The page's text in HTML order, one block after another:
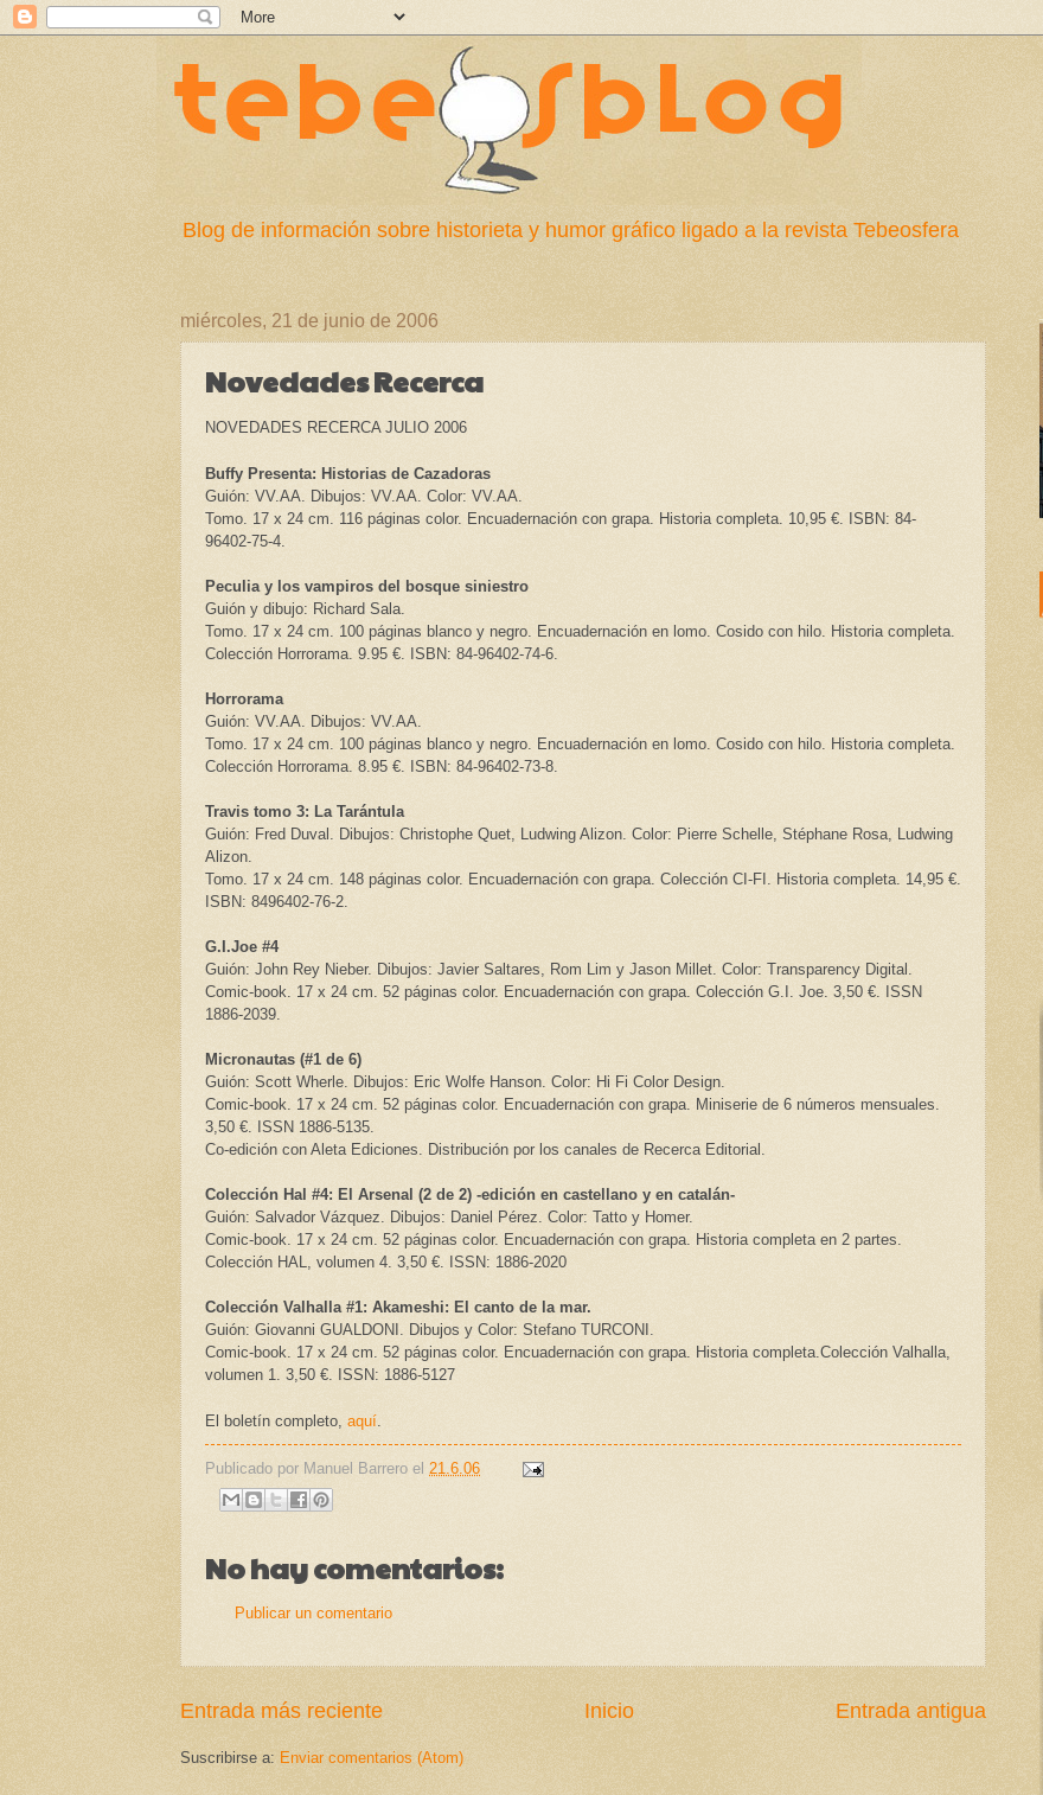
Blog de información sobre historieta y humor gráfico ligado a la revista Tebeosfera
miércoles, 21 de junio de 2006
Novedades Recerca
NOVEDADES RECERCA JULIO 2006
Buffy Presenta: Historias de Cazadoras
Guión: VV.AA. Dibujos: VV.AA. Color: VV.AA.
Tomo. 17 x 24 cm. 116 páginas color. Encuadernación con grapa. Historia completa. 10,95 €. ISBN: 84-
96402-75-4.
Peculia y los vampiros del bosque siniestro
Guión y dibujo: Richard Sala.
Tomo. 17 x 24 cm. 100 páginas blanco y negro. Encuadernación en lomo. Cosido con hilo. Historia completa.
Colección Horrorama. 9.95 €. ISBN: 84-96402-74-6.
Horrorama
Guión: VV.AA. Dibujos: VV.AA.
Tomo. 17 x 24 cm. 100 páginas blanco y negro. Encuadernación en lomo. Cosido con hilo. Historia completa.
Colección Horrorama. 8.95 €. ISBN: 84-96402-73-8.
Travis tomo 3: La Tarántula
Guión: Fred Duval. Dibujos: Christophe Quet, Ludwing Alizon. Color: Pierre Schelle, Stéphane Rosa, Ludwing
Alizon.
Tomo. 17 x 24 cm. 148 páginas color. Encuadernación con grapa. Colección CI-FI. Historia completa. 14,95 €.
ISBN: 8496402-76-2.
G.I.Joe #4
Guión: John Rey Nieber. Dibujos: Javier Saltares, Rom Lim y Jason Millet. Color: Transparency Digital.
Comic-book. 17 x 24 cm. 52 páginas color. Encuadernación con grapa. Colección G.I. Joe. 3,50 €. ISSN
1886-2039.
Micronautas (#1 de 6)
Guión: Scott Wherle. Dibujos: Eric Wolfe Hanson. Color: Hi Fi Color Design.
Comic-book. 17 x 24 cm. 52 páginas color. Encuadernación con grapa. Miniserie de 6 números mensuales.
3,50 €. ISSN 1886-5135.
Co-edición con Aleta Ediciones. Distribución por los canales de Recerca Editorial.
Colección Hal #4: El Arsenal (2 de 2) -edición en castellano y en catalán-
Guión: Salvador Vázquez. Dibujos: Daniel Pérez. Color: Tatto y Homer.
Comic-book. 17 x 24 cm. 52 páginas color. Encuadernación con grapa. Historia completa en 2 partes.
Colección HAL, volumen 4. 3,50 €. ISSN: 1886-2020
Colección Valhalla #1: Akameshi: El canto de la mar.
Guión: Giovanni GUALDONI. Dibujos y Color: Stefano TURCONI.
Comic-book. 17 x 24 cm. 52 páginas color. Encuadernación con grapa. Historia completa.Colección Valhalla,
volumen 1. 3,50 €. ISSN: 1886-5127
El boletín completo, aquí
Publicado por Manuel Barrero el 21.6.06
No hay comentarios:
Publicar un comentario
Entrada más reciente Entrada antigua
Inicio
Suscribirse a: Enviar comentarios (Atom)